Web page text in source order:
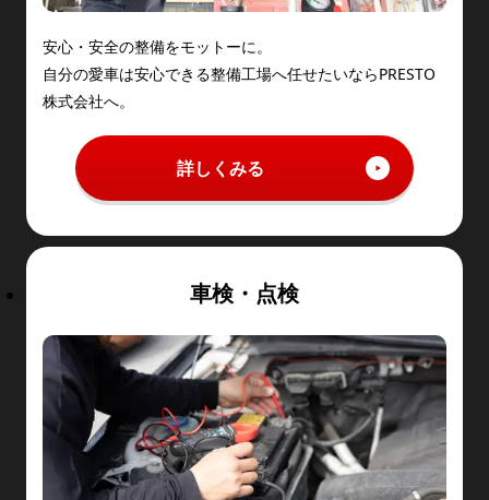
安心・安全の整備をモットーに。
自分の愛車は安心できる整備工場へ任せたいならPRESTO
株式会社へ。
詳しくみる
車検・点検